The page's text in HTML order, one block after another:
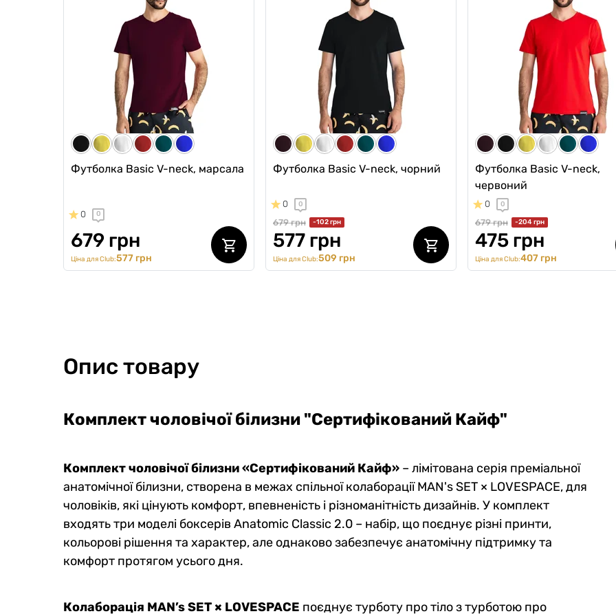
Classic 1.2, 3 шт
1821 грн
Ціна для Club:1595 грн
2253 грн
2037 грн
1112 грн
1112 грн
Футболка Basic V-neck, марсала
0 0
679 грн
Ціна для Club:577 грн
Футболка Basic V-neck, чорний
0 0
679 грн -102 грн
577 грн
Ціна для Club:509 грн
Футболка Basic V-neck,
червоний
0 0
679 грн -204 грн
475 грн
Ціна для Club:407 грн
Опис товару
Комплект чоловічої білизни "Сертифікований Кайф"
Комплект чоловічої білизни «Сертифікований Кайф» – лімітована серія преміальної
анатомічної білизни, створена в межах спільної колаборації MAN's SET × LOVESPACE, для
чоловіків, які цінують комфорт, впевненість і різноманітність дизайнів. У комплект
входять три моделі боксерів Anatomic Classic 2.0 – набір, що поєднує різні принти,
кольорові рішення та характер, але однаково забезпечує анатомічну підтримку та
комфорт протягом усього дня.
Колаборація MAN’s SET × LOVESPACE поєднує турботу про тіло з турботою про